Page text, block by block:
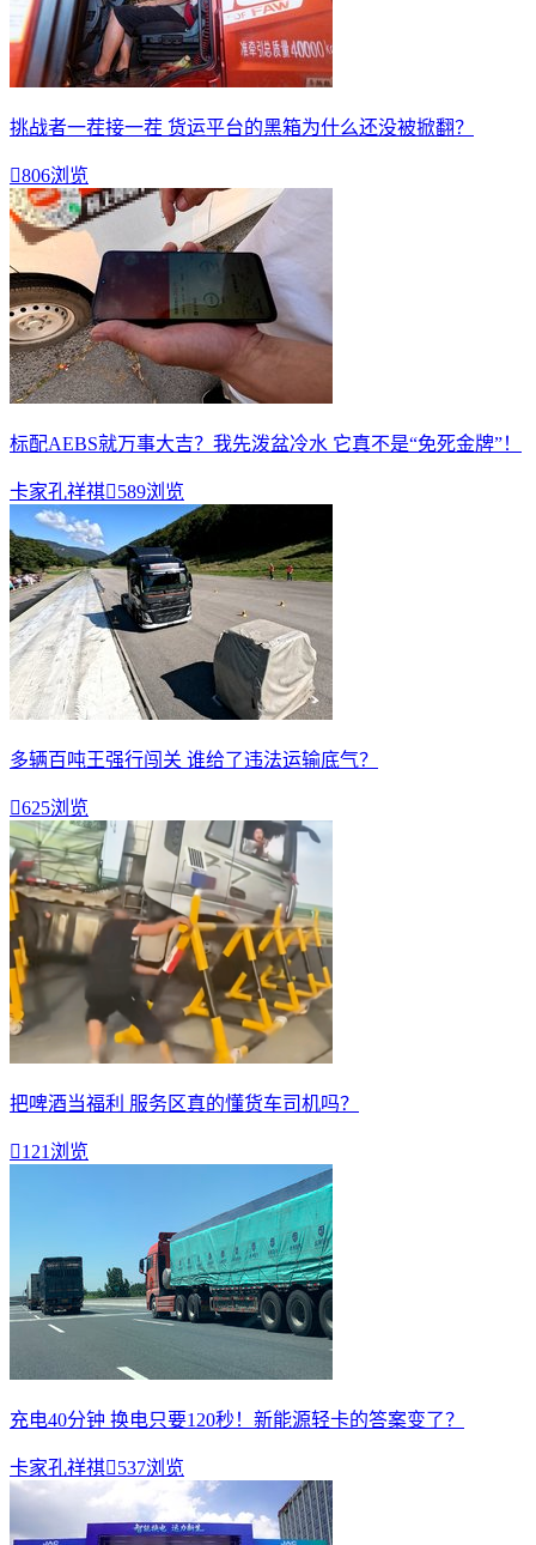
挑战者一茬接一茬 货运平台的黑箱为什么还没被掀翻？
806浏览
标配AEBS就万事大吉？我先泼盆冷水 它真不是“免死金牌”！
卡家孔祥祺589浏览
多辆百吨王强行闯关 谁给了违法运输底气？
625浏览
把啤酒当福利 服务区真的懂货车司机吗？
121浏览
充电40分钟 换电只要120秒！新能源轻卡的答案变了？
卡家孔祥祺537浏览